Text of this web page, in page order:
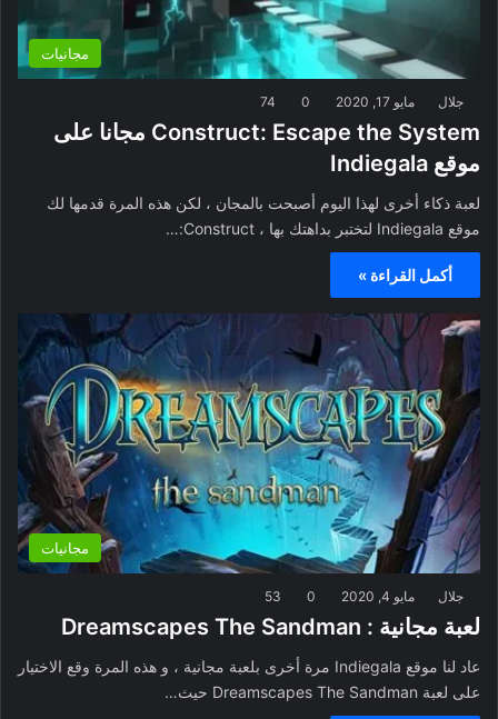
مجانيات
جلال مايو 17, 2020 0
74
Construct: Escape the System مجانا على
موقع Indiegala
لعبة ذكاء أخرى لهذا اليوم أصبحت بالمجان ، لكن هذه المرة قدمها لك
موقع Indiegala لتختبر بداهتك بها ، Construct:…
أكمل القراءة »
مجانيات
جلال مايو 4, 2020 0
53
لعبة مجانية : Dreamscapes The Sandman
عاد لنا موقع Indiegala مرة أخرى بلعبة مجانية ، و هذه المرة وقع الاختيار
على لعبة Dreamscapes The Sandman حيث…